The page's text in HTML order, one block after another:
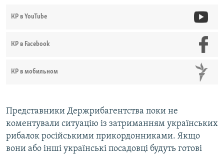
КР в YouTube
КР в Facebook
КР в мобильном
Представники Держрибагентства поки не
коментували ситуацію із затриманням українських
рибалок російськими прикордонниками. Якщо
вони або інші українські посадовці будуть готові